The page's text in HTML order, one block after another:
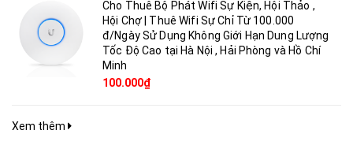
Cho Thuê Bộ Phát Wifi Sự Kiện, Hội Thảo ,
Hội Chợ | Thuê Wifi Sự Chỉ Từ 100.000
đ/Ngày Sử Dụng Không Giới Hạn Dung Lượng
Tốc Độ Cao tại Hà Nội , Hải Phòng và Hồ Chí
Minh
100.000₫
Xem thêm